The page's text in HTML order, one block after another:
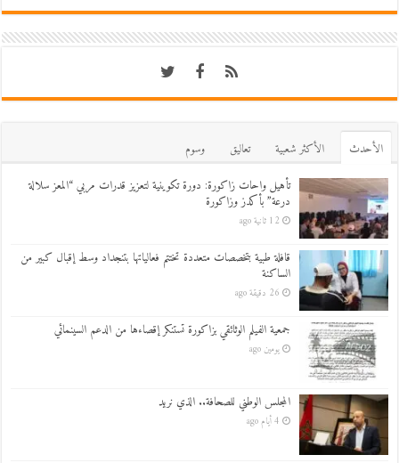
اﻷحدث اﻷكثر شعبية تعاليق
وسوم
تأهيل واحات زاكورة: دورة تكوينية لتعزيز قدرات مربي “المعز سلالة
درعة” بأكدز وزاكورة
12 ثانية ago
قافلة طبية بتخصصات متعددة تختتم فعالياتها بتنجداد وسط إقبال كبير من
الساكنة
26 دقيقة ago
جمعية الفيلم الوثائقي بزاكورة تستنكر إقصاءها من الدعم السينمائي
يومين ago
المجلس الوطني للصحافة.. الذي نريد
4 أيام ago